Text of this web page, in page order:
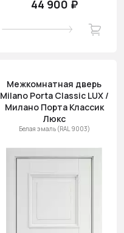
44 900 ₽
Межкомнатная дверь
Milano Porta Classic LUX /
Милано Порта Классик
Люкс
Белая эмаль (RAL 9003)